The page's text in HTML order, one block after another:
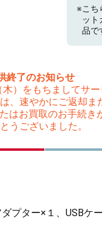
※こち
ット
品で
終了のお知らせ
）をもちましてサ
、速やかにご返却ま
はお買取のお手続き
うございました。
プター×１、USBケ